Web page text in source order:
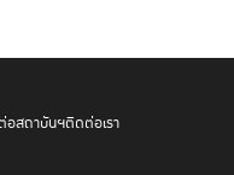
อสถาบันฯติดต่อเรา